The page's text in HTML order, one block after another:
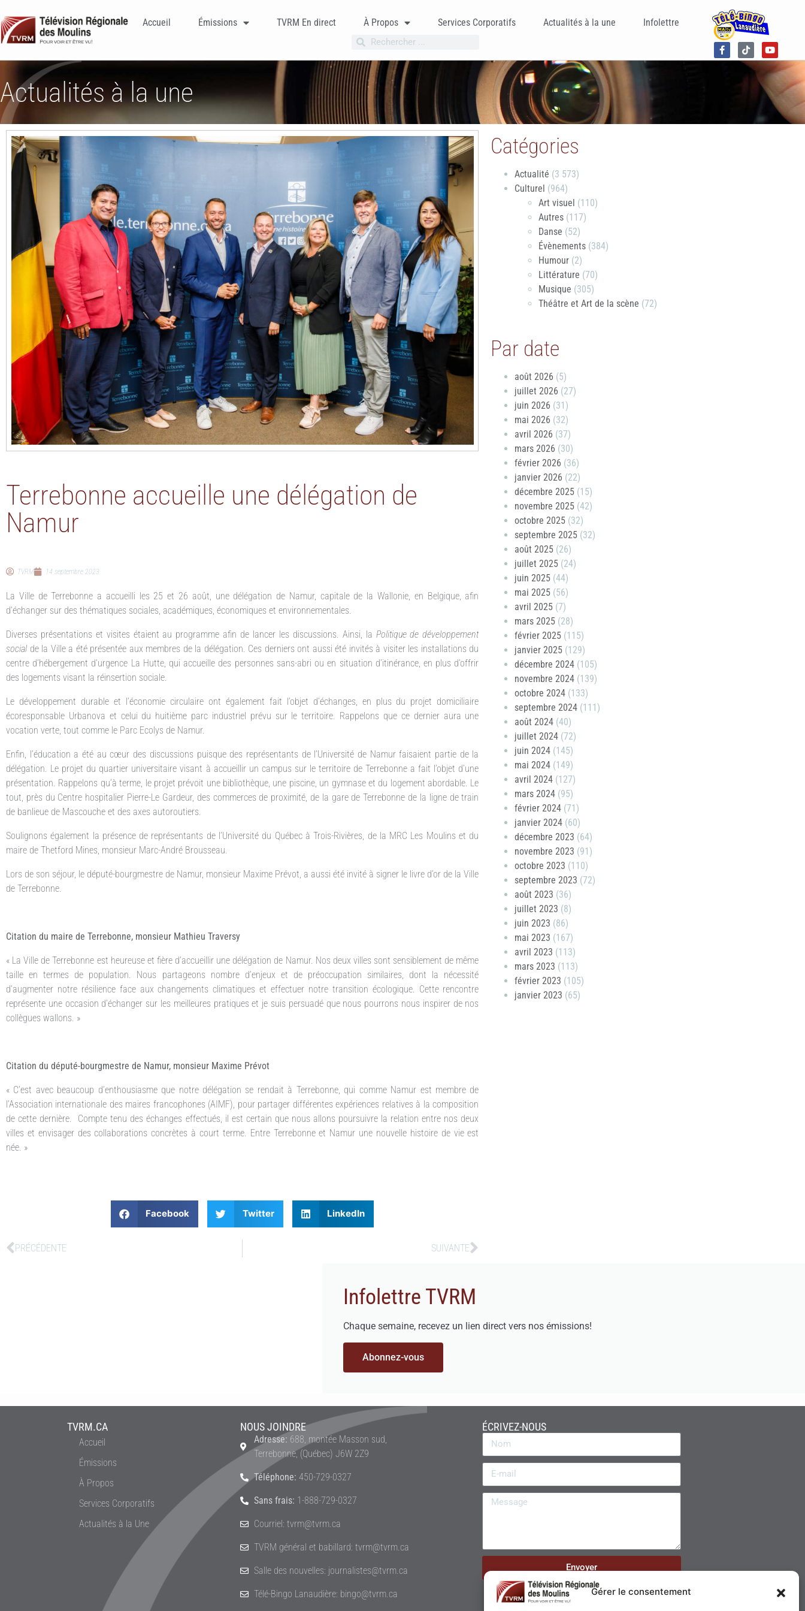
Gérer le consentement
Accueil Émissions TVRM En direct À Propos Services Corporatifs Actualités à la une Infolettre
Actualités à la une
Terrebonne accueille une délégation de
Namur
TVRM 14 septembre 2023
La Ville de Terrebonne a accueilli les 25 et 26 août, une délégation de Namur, capitale de la Wallonie, en Belgique, afin
d’échanger sur des thématiques sociales, académiques, économiques et environnementales.
Diverses présentations et visites étaient au programme afin de lancer les discussions. Ainsi, la Politique de développement
social de la Ville a été présentée aux membres de la délégation. Ces derniers ont aussi été invités à visiter les installations du
centre d’hébergement d’urgence La Hutte, qui accueille des personnes sans-abri ou en situation d’itinérance, en plus d’offrir
des logements visant la réinsertion sociale.
Le développement durable et l’économie circulaire ont également fait l’objet d’échanges, en plus du projet domiciliaire
écoresponsable Urbanova et celui du huitième parc industriel prévu sur le territoire. Rappelons que ce dernier aura une
vocation verte, tout comme le Parc Ecolys de Namur.
Enfin, l’éducation a été au cœur des discussions puisque des représentants de l’Université de Namur faisaient partie de la
délégation. Le projet du quartier universitaire visant à accueillir un campus sur le territoire de Terrebonne a fait l’objet d’une
présentation. Rappelons qu’à terme, le projet prévoit une bibliothèque, une piscine, un gymnase et du logement abordable. Le
tout, près du Centre hospitalier Pierre-Le Gardeur, des commerces de proximité, de la gare de Terrebonne de la ligne de train
de banlieue de Mascouche et des axes autoroutiers.
Soulignons également la présence de représentants de l’Université du Québec à Trois-Rivières, de la MRC Les Moulins et du
maire de Thetford Mines, monsieur Marc-André Brousseau.
Lors de son séjour, le député-bourgmestre de Namur, monsieur Maxime Prévot, a aussi été invité à signer le livre d’or de la Ville
de Terrebonne.
Citation du maire de Terrebonne, monsieur Mathieu Traversy
« La Ville de Terrebonne est heureuse et fière d’accueillir une délégation de Namur. Nos deux villes sont sensiblement de même
taille en termes de population. Nous partageons nombre d’enjeux et de préoccupation similaires, dont la nécessité
d’augmenter notre résilience face aux changements climatiques et effectuer notre transition écologique. Cette rencontre
représente une occasion d’échanger sur les meilleures pratiques et je suis persuadé que nous pourrons nous inspirer de nos
collègues wallons. »
Citation du député-bourgmestre de Namur, monsieur Maxime Prévot
« C’est avec beaucoup d’enthousiasme que notre délégation se rendait à Terrebonne, qui comme Namur est membre de
l’Association internationale des maires francophones (AIMF), pour partager différentes expériences relatives à la composition
de cette dernière. Compte tenu des échanges effectués, il est certain que nous allons poursuivre la relation entre nos deux
villes et envisager des collaborations concrètes à court terme. Entre Terrebonne et Namur une nouvelle histoire de vie est
née. »
Facebook Twitter LinkedIn
PRÉCÉDENTE SUIVANTE
Catégories
Actualité (3 573)
Culturel (964)
Art visuel (110)
Autres (117)
Danse (52)
Évènements (384)
Humour (2)
Littérature (70)
Musique (305)
Théâtre et Art de la scène (72)
Par date
août 2026 (5)
juillet 2026 (27)
juin 2026 (31)
mai 2026 (32)
avril 2026 (37)
mars 2026 (30)
février 2026 (36)
janvier 2026 (22)
décembre 2025 (15)
novembre 2025 (42)
octobre 2025 (32)
septembre 2025 (32)
août 2025 (26)
juillet 2025 (24)
juin 2025 (44)
mai 2025 (56)
avril 2025 (7)
mars 2025 (28)
février 2025 (115)
janvier 2025 (129)
décembre 2024 (105)
novembre 2024 (139)
octobre 2024 (133)
septembre 2024 (111)
août 2024 (40)
juillet 2024 (72)
juin 2024 (145)
mai 2024 (149)
avril 2024 (127)
mars 2024 (95)
février 2024 (71)
janvier 2024 (60)
décembre 2023 (64)
novembre 2023 (91)
octobre 2023 (110)
septembre 2023 (72)
août 2023 (36)
juillet 2023 (8)
juin 2023 (86)
mai 2023 (167)
avril 2023 (113)
mars 2023 (113)
février 2023 (105)
janvier 2023 (65)
Infolettre TVRM
Chaque semaine, recevez un lien direct vers nos émissions!
Abonnez-vous
TVRM.CA
Accueil
Émissions
À Propos
Services Corporatifs
Actualités à la Une
NOUS JOINDRE
Adresse: 688, montée Masson sud,
Terrebonne, (Québec) J6W 2Z9
Téléphone: 450-729-0327
Sans frais: 1-888-729-0327
Courriel: tvrm@tvrm.ca
TVRM général et babillard: tvrm@tvrm.ca
Salle des nouvelles: journalistes@tvrm.ca
Télé-Bingo Lanaudière: bingo@tvrm.ca
ÉCRIVEZ-NOUS
Envoyer